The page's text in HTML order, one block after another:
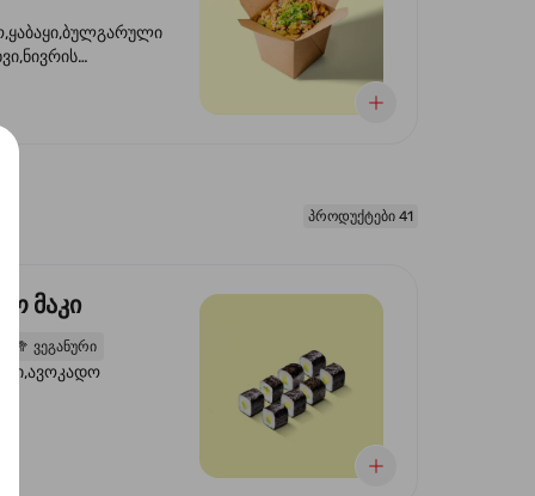
ხახვი,სეზამის
პროდუქტები 41
მაკი
🥦 ვეგანური